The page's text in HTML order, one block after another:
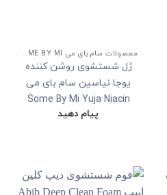
محصولات سام بای می SOME BY MI
ژل شستشوی روشن کننده
یوجا نیاسین سام بای می
Some By Mi Yuja Niacin
Brightening All-In-One
پیام دهید